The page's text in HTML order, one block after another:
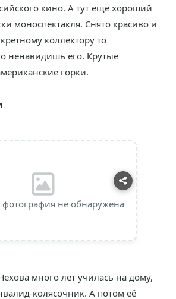
кино. А тут еще хороший
моноспектакля. Снято красиво и
коллектору то
ненавидишь его. Крутые
горки.
не обнаружена
много лет училась на дому,
колясочник. А потом её